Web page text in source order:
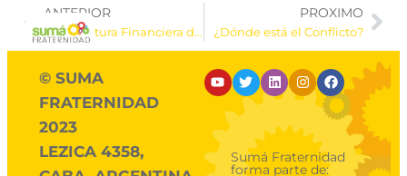
ANTERIOR
Arquitectura Financiera de una ONG
PROXIMO
¿Dónde está el Conflicto?
© SUMA
FRATERNIDAD
2023
LEZICA 4358,
Sumá Fraternidad
forma parte de: